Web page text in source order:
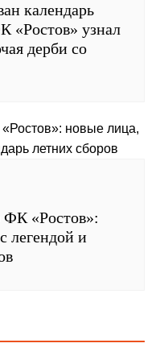
календарь
«Ростов» узнал
дерби со
ФК «Ростов»:
легендой и